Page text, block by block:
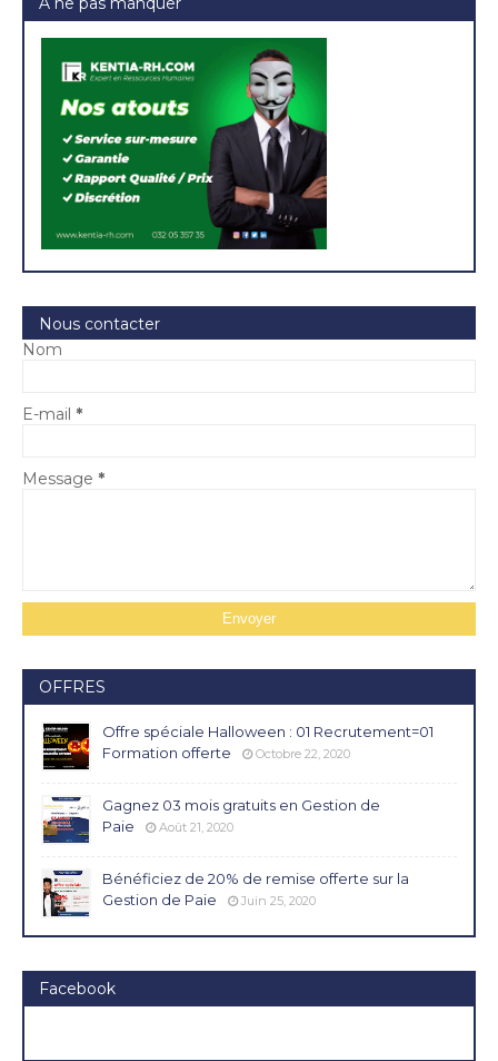
Nous contacter
Nom
E-mail *
Message *
OFFRES
Offre spéciale Halloween : 01 Recrutement=01
Formation offerte
Octobre 22, 2020
Gagnez 03 mois gratuits en Gestion de
Paie
Août 21, 2020
Bénéficiez de 20% de remise offerte sur la
Gestion de Paie
Juin 25, 2020
Facebook